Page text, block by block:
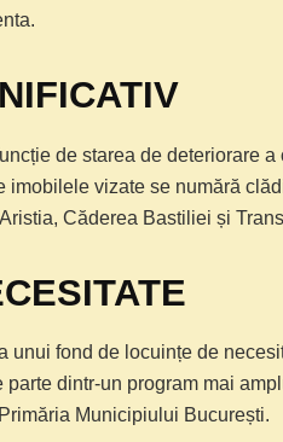
de starea de deteriorare
imobilele vizate se numără
Căderea Bastiliei și
unui fond de locuințe de
dintr-un program mai
Municipiului București.